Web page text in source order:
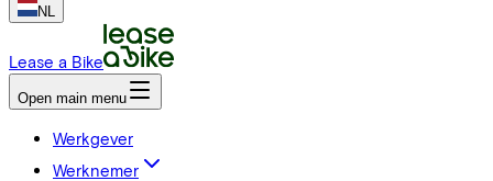
NL
Lease a Bike
Open main menu
Werkgever
Werknemer